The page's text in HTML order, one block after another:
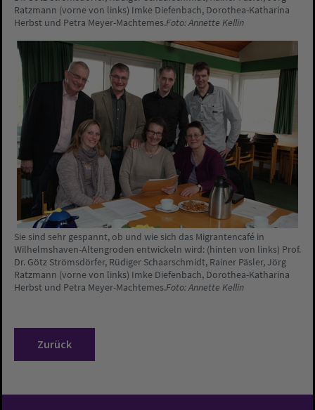
Ratzmann (vorne von links) Imke Diefenbach, Dorothea-Katharina
Herbst und Petra Meyer-Machtemes.Foto: Annette Kellin
Sie sind sehr gespannt, ob und wie sich das Migrantencafé in
Wilhelmshaven-Altengroden entwickeln wird: (hinten von links) Prof.
Dr. Götz Strömsdörfer, Rüdiger Schaarschmidt, Rainer Päsler, Jörg
Ratzmann (vorne von links) Imke Diefenbach, Dorothea-Katharina
Herbst und Petra Meyer-Machtemes.Foto: Annette Kellin
Zurück